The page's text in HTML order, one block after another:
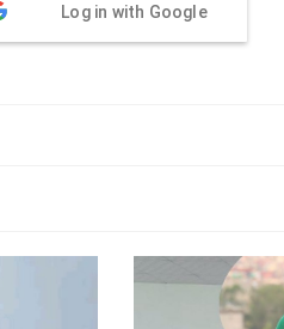
Log in with Google